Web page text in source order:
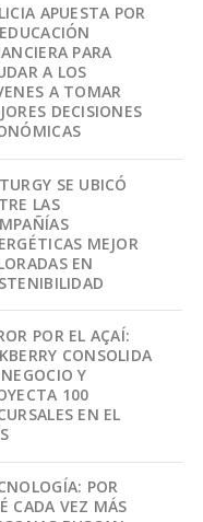
APUESTA POR
PARA
A LOS
A TOMAR
DECISIONES
SE UBICÓ
LAS
MEJOR
EN
POR EL AÇAÍ:
CONSOLIDA
Y
100
EN EL
POR
CADA VEZ MÁS